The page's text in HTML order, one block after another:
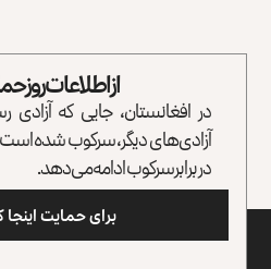
از اطلاعات روز
در افغانستان، جایی که آزادی
آزادی‌های دیگر، سرکوب شده
در برابر سرکوب ادامه می‌دهد.
برای حمایت